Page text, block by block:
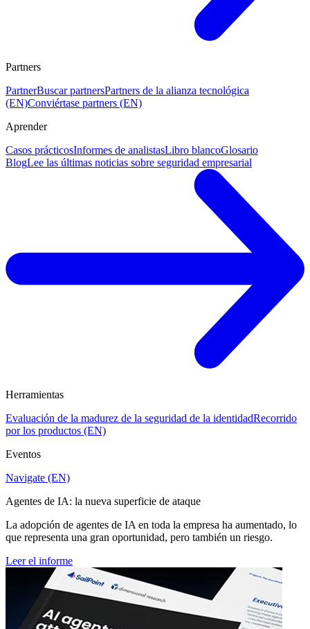
Partners
PartnerBuscar partnersPartners de la alianza tecnológica
(EN)Conviértase partners (EN)
Aprender
Casos prácticosInformes de analistasLibro blancoGlosario
BlogLee las últimas noticias sobre seguridad empresarial
Herramientas
Evaluación de la madurez de la seguridad de la identidadRecorrido
por los productos (EN)
Eventos
Navigate (EN)
Agentes de IA: la nueva superficie de ataque
La adopción de agentes de IA en toda la empresa ha aumentado, lo
que representa una gran oportunidad, pero también un riesgo.
Leer el informe